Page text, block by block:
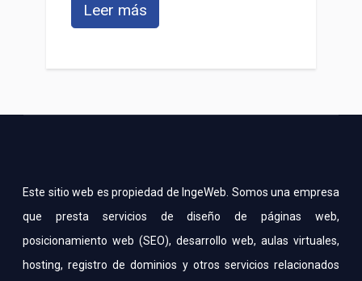
Leer más
Este sitio web es propiedad de IngeWeb. Somos una empresa
que presta servicios de diseño de páginas web,
posicionamiento web (SEO), desarrollo web, aulas virtuales,
hosting, registro de dominios y otros servicios relacionados